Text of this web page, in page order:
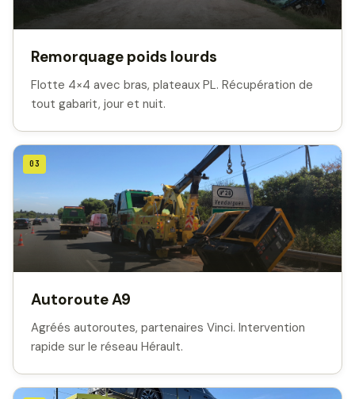
Remorquage poids lourds
Flotte 4×4 avec bras, plateaux PL. Récupération de
tout gabarit, jour et nuit.
03
Autoroute A9
Agréés autoroutes, partenaires Vinci. Intervention
rapide sur le réseau Hérault.